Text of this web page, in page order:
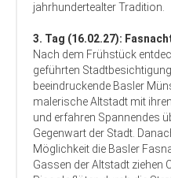
jahrhundertealter Tradition.
3. Tag (16.02.27):
Nach dem Frühstück
geführten
beeindruckende Basler
malerische Altstadt mit
und erfahren Spannendes
Gegenwart der Stadt.
Möglichkeit die Basler
Gassen der Altstadt ziehen